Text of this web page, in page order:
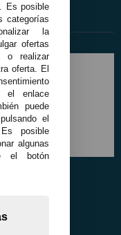
Es posible
categorías
la
ofertas
o realizar
oferta. El
el enlace
puede
el
posible
algunas
el botón